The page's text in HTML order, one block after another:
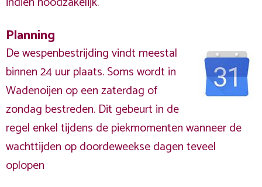
Planning
De wespenbestrijding vindt meestal
binnen 24 uur plaats. Soms wordt in
Wadenoijen op een zaterdag of
zondag bestreden. Dit gebeurt in de
regel enkel tijdens de piekmomenten wanneer de
wachttijden op doordeweekse dagen teveel
oplopen